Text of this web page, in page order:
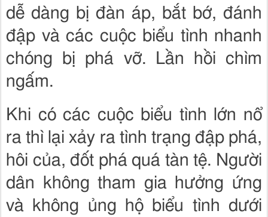
dễ dàng bị đàn áp, bắt bớ, đánh
đập và các cuộc biểu tình nhanh
chóng bị phá vỡ. Lần hồi chìm
ngấm.
Khi có các cuộc biểu tình lớn nổ
ra thì lại xảy ra tình trạng đập phá,
hôi của, đốt phá quá tàn tệ. Người
dân không tham gia hưởng ứng
và không ủng hộ biểu tình dưới